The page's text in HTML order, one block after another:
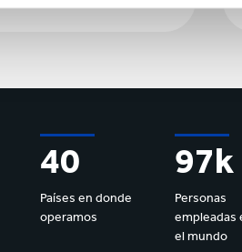
40
Países en donde
operamos
97k
Personas
empleadas
el mundo